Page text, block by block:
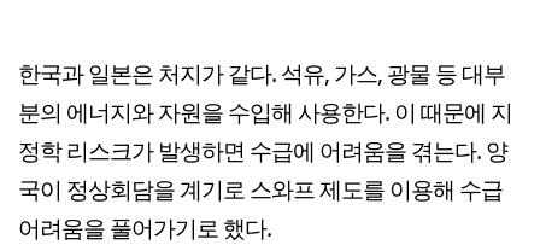
한국과 일본은 처지가 같다. 석유, 가스, 광물 등 대부
분의 에너지와 자원을 수입해 사용한다. 이 때문에 지
정학 리스크가 발생하면 수급에 어려움을 겪는다. 양
국이 정상회담을 계기로 스와프 제도를 이용해 수급
어려움을 풀어가기로 했다.